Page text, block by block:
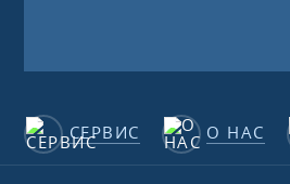
СЕРВИС О НАС